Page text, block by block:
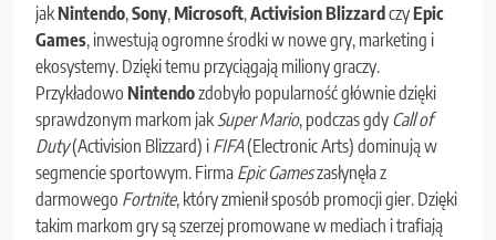
jakNintendo,Sony, Microsoft,Activision Blizzard czyEpic
Games, inwestują ogromne środki w nowe gry, marketing i
ekosystemy. Dzięki temu przyciągają miliony graczy.
Przykładowo Nintendozdobyło popularność głównie dzięki
sprawdzonym markom jakSuper Mario, podczas gdy Call of
Duty(Activision Blizzard) i FIFA(Electronic Arts) dominują w
segmencie sportowym. Firma Epic Gameszasłynęła z
darmowego Fortnite, który zmienił sposób promocji gier. Dzięki
takim markom gry są szerzej promowane w mediach i trafiają